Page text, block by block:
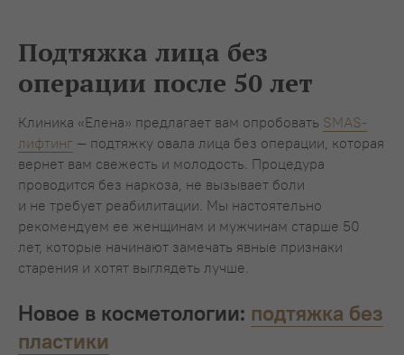
Подтяжка лица без
операции после 50 лет
Клиника «Елена» предлагает вам опробовать SMAS-
лифтинг — подтяжку овала лица без операции, которая
вернет вам свежесть и молодость. Процедура
проводится без наркоза, не вызывает боли
и не требует реабилитации. Мы настоятельно
рекомендуем ее женщинам и мужчинам старше 50
лет, которые начинают замечать явные признаки
старения и хотят выглядеть лучше.
Новое в косметологии: подтяжка без
пластики